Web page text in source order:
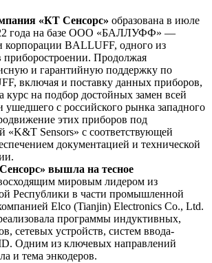
«КТ Сенсорс» образована в июле
года на базе ООО «БАЛЛУФФ» —
корпорации BALLUFF, одного из
Продолжая
и гарантийную поддержку по
включая и поставку данных приборов,
курс на подбор достойных замен всей
ушедшего с российского рынка западного
этих приборов под
«K&T Sensors» с соответствующей
документацией и технической
вышла на тесное
мировым лидером из
Республики в части промышленной
Elco (Tianjin) Electronics Co., Ltd.
программы индуктивных,
сетевых устройств, систем ввода-
Одним из ключевых направлений
и тема энкодеров.